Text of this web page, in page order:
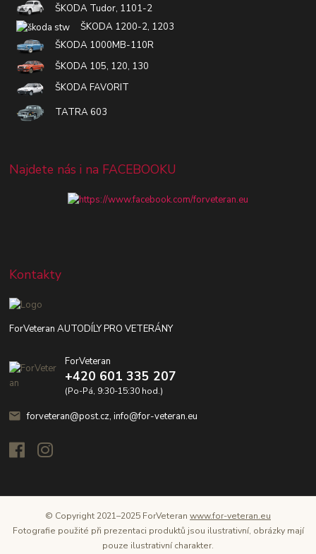
ŠKODA Tudor, 1101-2
ŠKODA 1200-2, 1203
ŠKODA 1000MB-110R
ŠKODA 105, 120, 130
ŠKODA FAVORIT
TATRA 603
Najdete nás i na FACEBOOKU
Kontakty
ForVeteran AUTODÍLY PRO VETERÁNY
ForVeteran
+420 601 335 207
(Po-Pá, 9:30-15:30 hod.)
forveteran@post.cz, info@for-veteran.eu
© Copyright 2021–2025 ForVeteran www.for-veteran.eu
Fotografie použité při prezentaci produktů jsou ilustrativní, obrázky mají
pouze ilustrativní charakter.